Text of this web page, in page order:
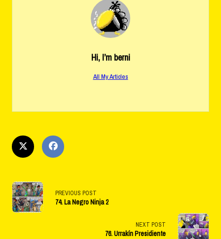
Hi, I’m berni
All My Articles
<span
class="nav-
PREVIOUS POST
74. La Negro Ninja 2
NEXT POST
76. Urrakín Presidiente